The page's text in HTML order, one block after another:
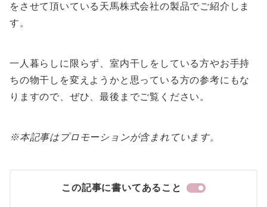
をさせて頂いている天馬株式会社の製品でご紹介しま
す。
一人暮らしに限らず、室内干しをしている方やお手持
ちの物干しを変えようかと思っている方の参考にもな
りますので、ぜひ、最後までご覧ください。
※本記事はプロモーションが含まれています。
この記事に書いてあること